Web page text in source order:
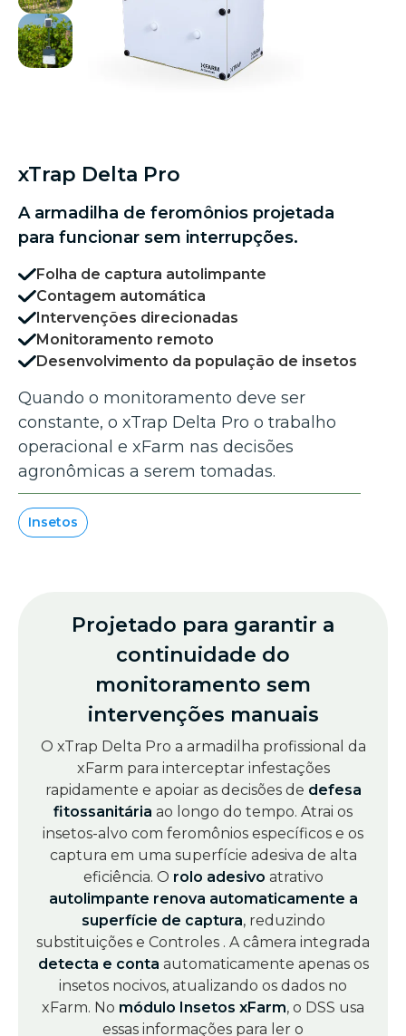
xTrap Delta Pro
A armadilha de feromônios projetada
para funcionar sem interrupções.
Folha de captura autolimpante
Contagem automática
Intervenções direcionadas
Monitoramento remoto
Desenvolvimento da população de insetos
Quando o monitoramento deve ser
constante, o xTrap Delta Pro o trabalho
operacional e xFarm nas decisões
agronômicas a serem tomadas.
Insetos
Projetado para garantir a
continuidade do
monitoramento sem
intervenções manuais
O xTrap Delta Pro a armadilha profissional da
xFarm para interceptar infestações
rapidamente e apoiar as decisões de defesa
fitossanitária ao longo do tempo. Atrai os
insetos-alvo com feromônios específicos e os
captura em uma superfície adesiva de alta
eficiência. O rolo adesivo atrativo
autolimpante renova automaticamente a
superfície de captura, reduzindo
substituições e Controles . A câmera integrada
detecta e conta automaticamente apenas os
insetos nocivos, atualizando os dados no
xFarm. No módulo Insetos xFarm, o DSS usa
essas informações para ler o